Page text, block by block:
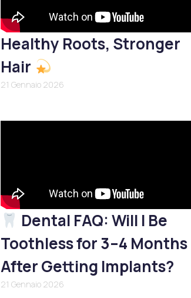
Healthy Roots, Stronger
Hair
21 Gennaio 2026
Dental FAQ: Will I Be
Toothless for 3–4 Months
After Getting Implants?
21 Gennaio 2026